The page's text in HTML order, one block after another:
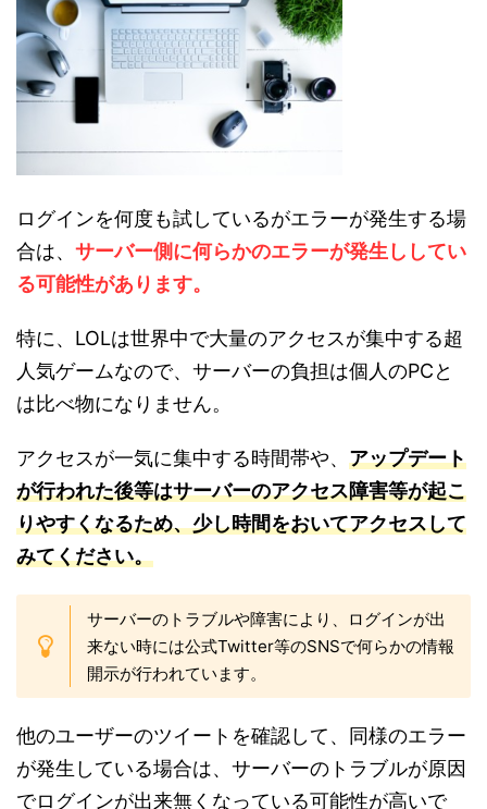
ログインを何度も試しているがエラーが発生する場
合は、 サーバー側に何らかのエラーが発生ししてい
る可能性があります。
特に、LOLは世界中で大量のアクセスが集中する超
人気ゲームなので、サーバーの負担は個人のPCと
は比べ物になりません。
アクセスが一気に集中する時間帯や、 アップデート
が行われた後等はサーバーのアクセス障害等が起こ
りやすくなるため、少し時間をおいてアクセスして
みてください。
サーバーのトラブルや障害により、ログインが出
来ない時には公式Twitter等のSNSで何らかの情報
開示が行われています。
他のユーザーのツイートを確認して、同様のエラー
が発生している場合は、サーバーのトラブルが原因
でログインが出来無くなっている可能性が高いで